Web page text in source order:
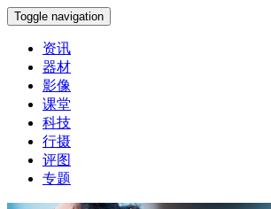
Toggle navigation
资讯
器材
影像
课堂
科技
行摄
评图
专题